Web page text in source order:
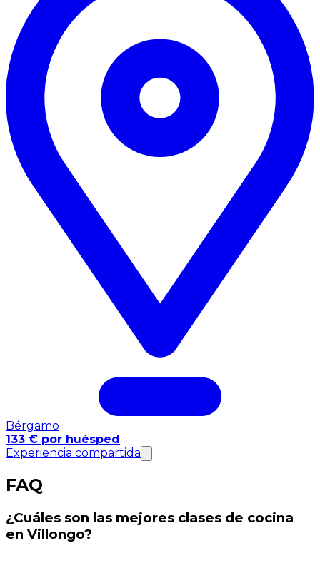
Bérgamo
133 € por huésped
Experiencia compartida
FAQ
¿Cuáles son las mejores clases de cocina
en Villongo?